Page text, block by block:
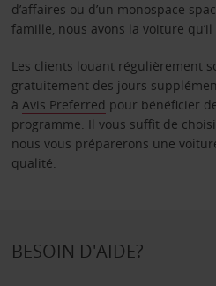
d’affaires ou d’un monospace
famille, nous avons la voiture qu’il
Les clients louant régulièrement
gratuitement des jours
à Avis Preferred pour bénéficier
programme. Il vous suffit de
nous vous préparerons une
qualité.
BESOIN D'AIDE?